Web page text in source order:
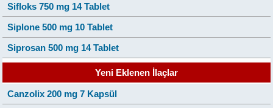
Sifloks 750 mg 14 Tablet
Siplone 500 mg 10 Tablet
Siprosan 500 mg 14 Tablet
Yeni Eklenen İlaçlar
Canzolix 200 mg 7 Kapsül